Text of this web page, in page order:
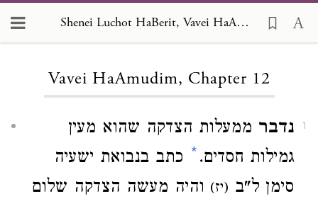
Shenei Luchot HaBerit, Vavei HaAmudim 12
Vavei HaAmudim, Chapter 12
1 נדבר ממעלות הצדקה שהוא מעין
גמילות חסדים. * כתב בנבואת ישעיה
סימן ל"ב (יז) והיה מעשה הצדקה שלום